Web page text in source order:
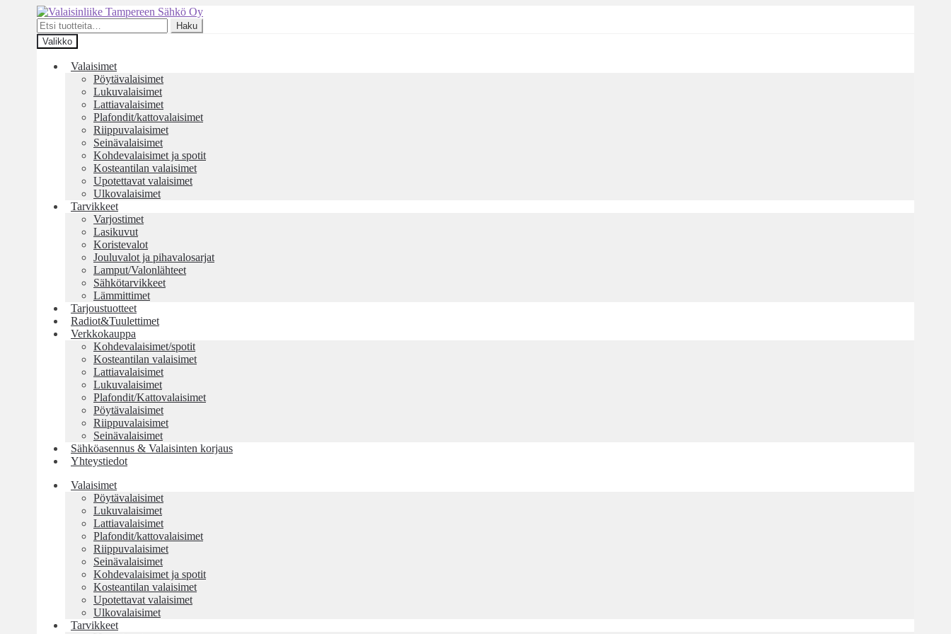
Siirry
navigointiin
Siirry
sisältöön
Etsi:
Haku
Valikko
Valaisimet
Pöytävalaisimet
Lukuvalaisimet
Lattiavalaisimet
Plafondit/kattovalaisimet
Riippuvalaisimet
Seinävalaisimet
Kohdevalaisimet ja spotit
Kosteantilan valaisimet
Upotettavat valaisimet
Ulkovalaisimet
Tarvikkeet
Varjostimet
Lasikuvut
Koristevalot
Jouluvalot ja pihavalosarjat
Lamput/Valonlähteet
Sähkötarvikkeet
Lämmittimet
Tarjoustuotteet
Radiot&Tuulettimet
Verkkokauppa
Kohdevalaisimet/spotit
Kosteantilan valaisimet
Lattiavalaisimet
Lukuvalaisimet
Plafondit/Kattovalaisimet
Pöytävalaisimet
Riippuvalaisimet
Seinävalaisimet
Sähköasennus & Valaisinten korjaus
Yhteystiedot
Valaisimet
Pöytävalaisimet
Lukuvalaisimet
Lattiavalaisimet
Plafondit/kattovalaisimet
Riippuvalaisimet
Seinävalaisimet
Kohdevalaisimet ja spotit
Kosteantilan valaisimet
Upotettavat valaisimet
Ulkovalaisimet
Tarvikkeet